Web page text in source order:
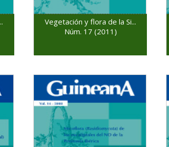
Vegetación y flora de la Si...
Núm. 17 (2011)